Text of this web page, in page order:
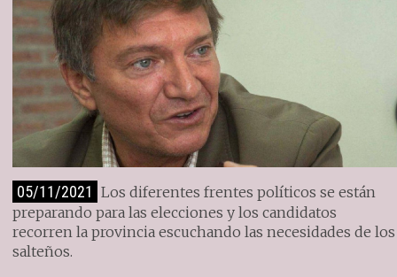
05/11/2021 Los diferentes frentes políticos se están
preparando para las elecciones y los candidatos
recorren la provincia escuchando las necesidades de los
salteños.